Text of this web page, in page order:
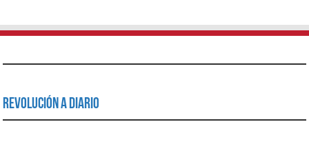
Revolución a Diario